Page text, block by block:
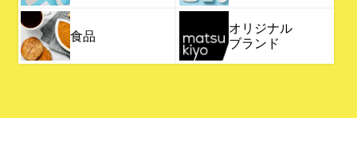
食品
オリジナル
ブランド